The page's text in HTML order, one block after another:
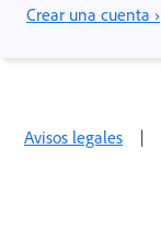
Crear una cuenta ›
Avisos legales |